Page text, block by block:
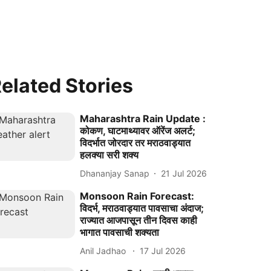
Stories
Maharashtra Rain Update :
कोकण, घाटमाथ्यावर ऑरेंज अलर्ट;
विदर्भात जोरदार तर मराठवाड्यात
हलक्या सरी शक्य
Dhananjay Sanap 21 Jul 2026
Monsoon Rain Forecast:
विदर्भ, मराठवाड्यात पावसाचा अंदाज;
राज्यात आजपासून तीन दिवस काही
भागात पावसाची शक्यता
Anil Jadhao 17 Jul 2026